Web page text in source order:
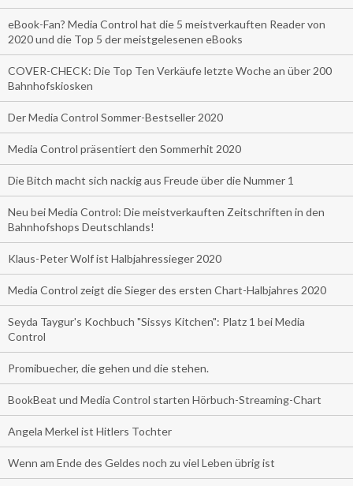
eBook-Fan? Media Control hat die 5 meistverkauften Reader von
2020 und die Top 5 der meistgelesenen eBooks
COVER-CHECK: Die Top Ten Verkäufe letzte Woche an über 200
Bahnhofskiosken
Der Media Control Sommer-Bestseller 2020
Media Control präsentiert den Sommerhit 2020
Die Bitch macht sich nackig aus Freude über die Nummer 1
Neu bei Media Control: Die meistverkauften Zeitschriften in den
Bahnhofshops Deutschlands!
Klaus-Peter Wolf ist Halbjahressieger 2020
Media Control zeigt die Sieger des ersten Chart-Halbjahres 2020
Seyda Taygur's Kochbuch "Sissys Kitchen": Platz 1 bei Media
Control
Promibuecher, die gehen und die stehen.
BookBeat und Media Control starten Hörbuch-Streaming-Chart
Angela Merkel ist Hitlers Tochter
Wenn am Ende des Geldes noch zu viel Leben übrig ist